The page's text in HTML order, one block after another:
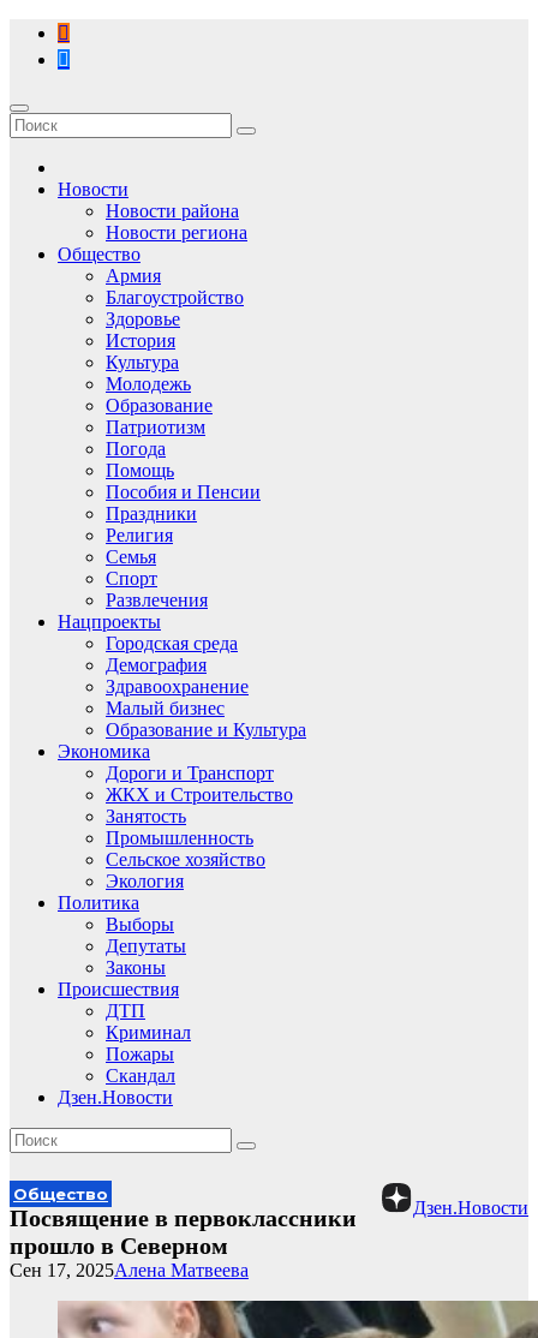
Перейти
содержимому
Новости
Новости района
Новости региона
Общество
Армия
Благоустройство
Здоровье
История
Культура
Молодежь
Образование
Патриотизм
Погода
Помощь
Пособия и Пенсии
Праздники
Религия
Семья
Спорт
Развлечения
Нацпроекты
Городская среда
Демография
Здравоохранение
Малый бизнес
Образование и Культура
Экономика
Дороги и Транспорт
ЖКХ и Строительство
Занятость
Промышленность
Сельское хозяйство
Экология
Политика
Выборы
Депутаты
Законы
Происшествия
ДТП
Криминал
Пожары
Скандал
Дзен.Новости
Дзен.Новости
Общество
Посвящение в первоклассники
прошло в Северном
Алена Матвеева
Сен 17, 2025